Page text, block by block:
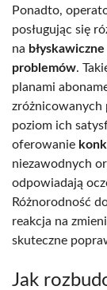
Ponadto,
posługując się
na
problemów.
planami
zróżnicowanych
poziom ich
oferowanie
niezawodnych
odpowiadają
Różnorodność
reakcja na
skuteczne
Jak